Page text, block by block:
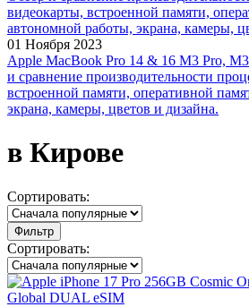
01 Ноября 2023
Apple MacBook Pro 14 & 16 M3 Pro,
и сравнение производительности
встроенной памяти, оперативной
экрана, камеры, цветов и дизайна.
в Кирове
Сортировать:
Фильтр
Сортировать: